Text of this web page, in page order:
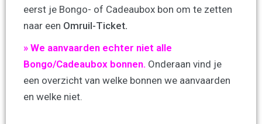
eerst je Bongo- of Cadeaubox bon om te zetten
naar een Omruil-Ticket.
» We aanvaarden echter niet alle
Bongo/Cadeaubox bonnen. Onderaan vind je
een overzicht van welke bonnen we aanvaarden
en welke niet.